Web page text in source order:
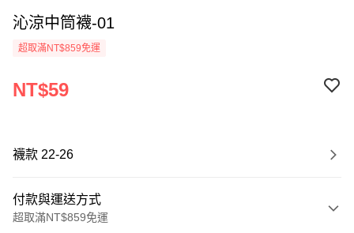
沁涼中筒襪-01
超取滿NT$859免運
NT$59
襪款 22-26
付款與運送方式
超取滿NT$859免運